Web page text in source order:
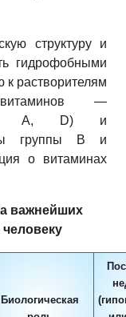
структуру и
гидрофобными
растворителям
—
А, D) и
группы В и
о витаминах
важнейших
Биологическая